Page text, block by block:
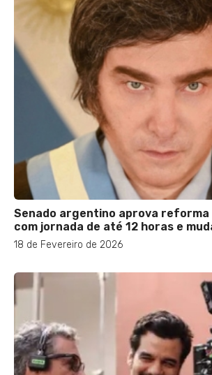
Senado argentino aprova
com jornada de até 12 horas e
18 de Fevereiro de 2026